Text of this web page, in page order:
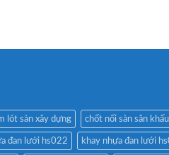
lót sàn xây dựng chốt nối sàn sân khấu
đan lưới hs022 khay nhựa đan lưới